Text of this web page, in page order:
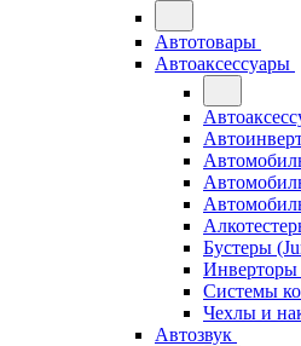
Автотовары
Автоаксессуары
Бустеры
Инверторы
Системы
Чехлы и
Автозвук